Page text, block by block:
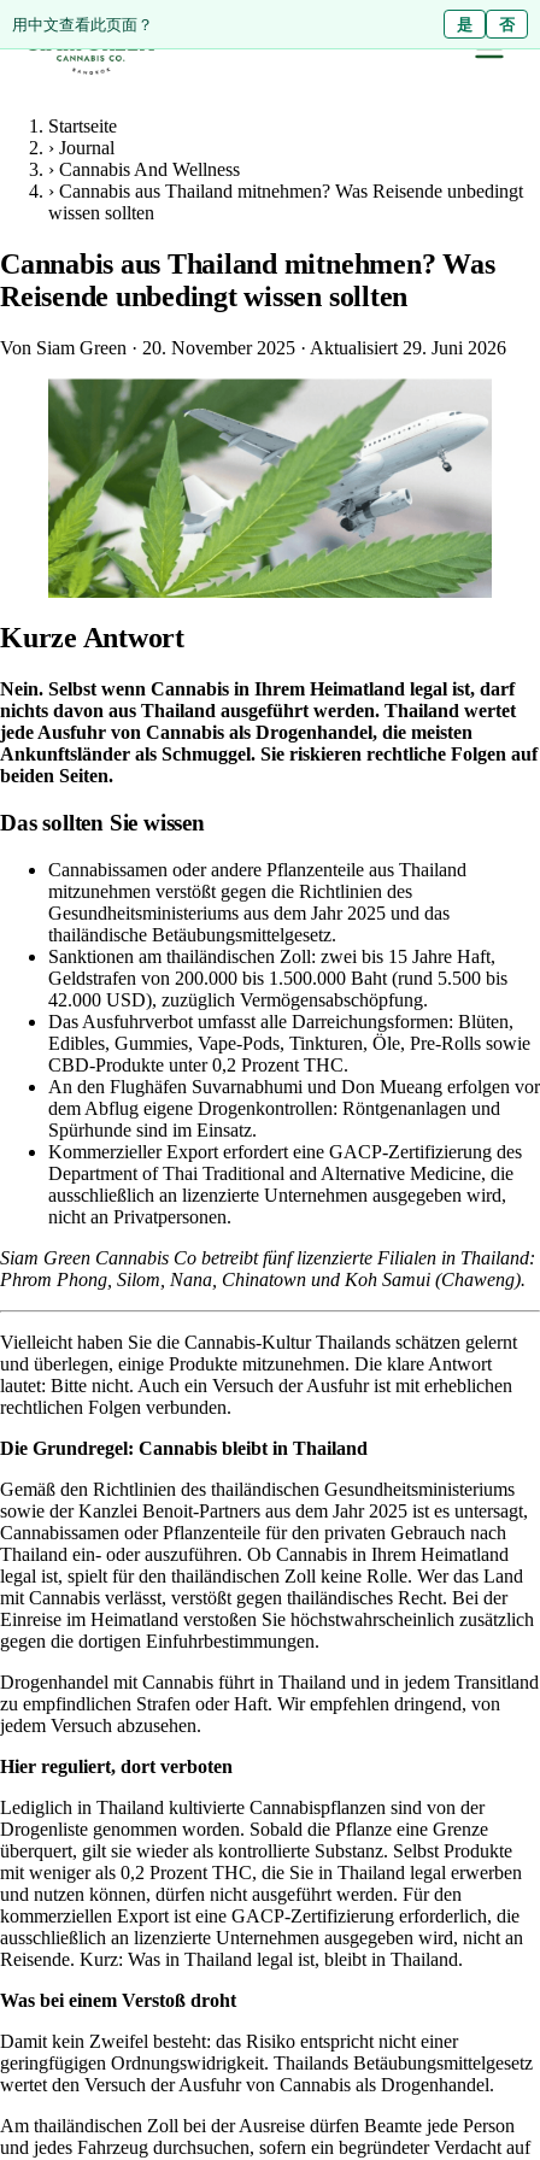
ดูหน้านี้เป็นภาษาไทย? ไม่ใช่
用中文查看此页面？ 是 否
Startseite
› Journal
› Cannabis And Wellness
› Cannabis aus Thailand mitnehmen? Was Reisende unbedingt
wissen sollten
Cannabis aus Thailand mitnehmen? Was
Reisende unbedingt wissen sollten
Von Siam Green · 20. November 2025 · Aktualisiert 29. Juni 2026
Kurze Antwort
Nein. Selbst wenn Cannabis in Ihrem Heimatland legal ist, darf
nichts davon aus Thailand ausgeführt werden. Thailand wertet
jede Ausfuhr von Cannabis als Drogenhandel, die meisten
Ankunftsländer als Schmuggel. Sie riskieren rechtliche Folgen auf
beiden Seiten.
Das sollten Sie wissen
Cannabissamen oder andere Pflanzenteile aus Thailand
mitzunehmen verstößt gegen die Richtlinien des
Gesundheitsministeriums aus dem Jahr 2025 und das
thailändische Betäubungsmittelgesetz.
Sanktionen am thailändischen Zoll: zwei bis 15 Jahre Haft,
Geldstrafen von 200.000 bis 1.500.000 Baht (rund 5.500 bis
42.000 USD), zuzüglich Vermögensabschöpfung.
Das Ausfuhrverbot umfasst alle Darreichungsformen: Blüten,
Edibles, Gummies, Vape-Pods, Tinkturen, Öle, Pre-Rolls sowie
CBD-Produkte unter 0,2 Prozent THC.
An den Flughäfen Suvarnabhumi und Don Mueang erfolgen vor
dem Abflug eigene Drogenkontrollen: Röntgenanlagen und
Spürhunde sind im Einsatz.
Kommerzieller Export erfordert eine GACP-Zertifizierung des
Department of Thai Traditional and Alternative Medicine, die
ausschließlich an lizenzierte Unternehmen ausgegeben wird,
nicht an Privatpersonen.
Siam Green Cannabis Co betreibt fünf lizenzierte Filialen in Thailand:
Phrom Phong Silom Nana Chinatown und Koh Samui (Chaweng).
Vielleicht haben Sie die Cannabis-Kultur Thailands schätzen gelernt
und überlegen, einige Produkte mitzunehmen. Die klare Antwort
lautet: Bitte nicht. Auch ein Versuch der Ausfuhr ist mit erheblichen
rechtlichen Folgen verbunden.
Die Grundregel: Cannabis bleibt in Thailand
Gemäß den Richtlinien des thailändischen Gesundheitsministeriums
sowie der Kanzlei Benoit-Partners aus dem Jahr 2025 ist es untersagt,
Cannabissamen oder Pflanzenteile für den privaten Gebrauch nach
Thailand ein- oder auszuführen. Ob Cannabis in Ihrem Heimatland
legal ist, spielt für den thailändischen Zoll keine Rolle. Wer das Land
mit Cannabis verlässt, verstößt gegen thailändisches Recht. Bei der
Einreise im Heimatland verstoßen Sie höchstwahrscheinlich zusätzlich
gegen die dortigen Einfuhrbestimmungen.
Drogenhandel mit Cannabis führt in Thailand und in jedem Transitland
zu empfindlichen Strafen oder Haft. Wir empfehlen dringend, von
jedem Versuch abzusehen.
Hier reguliert, dort verboten
Lediglich in Thailand kultivierte Cannabispflanzen sind von der
Drogenliste genommen worden. Sobald die Pflanze eine Grenze
überquert, gilt sie wieder als kontrollierte Substanz. Selbst Produkte
mit weniger als 0,2 Prozent THC, die Sie in Thailand legal erwerben
und nutzen können, dürfen nicht ausgeführt werden. Für den
kommerziellen Export ist eine GACP-Zertifizierung erforderlich, die
ausschließlich an lizenzierte Unternehmen ausgegeben wird, nicht an
Reisende. Kurz: Was in Thailand legal ist, bleibt in Thailand.
Was bei einem Verstoß droht
Damit kein Zweifel besteht: das Risiko entspricht nicht einer
geringfügigen Ordnungswidrigkeit. Thailands Betäubungsmittelgesetz
wertet den Versuch der Ausfuhr von Cannabis als Drogenhandel.
Am thailändischen Zoll bei der Ausreise dürfen Beamte jede Person
und jedes Fahrzeug durchsuchen, sofern ein begründeter Verdacht auf